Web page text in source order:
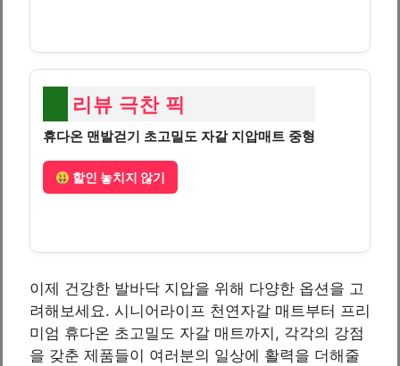
리뷰 극찬 픽
휴다온 맨발걷기 초고밀도 자갈 지압매트 중형
할인 놓치지 않기
이제 건강한 발바닥 지압을 위해 다양한 옵션을 고
려해보세요. 시니어라이프 천연자갈 매트부터 프리
미엄 휴다온 초고밀도 자갈 매트까지, 각각의 강점
을 갖춘 제품들이 여러분의 일상에 활력을 더해줄